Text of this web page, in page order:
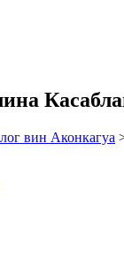
вин Аконкагуа